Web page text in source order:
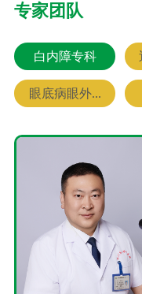
专家团队
白内障专科
眼底病眼外...